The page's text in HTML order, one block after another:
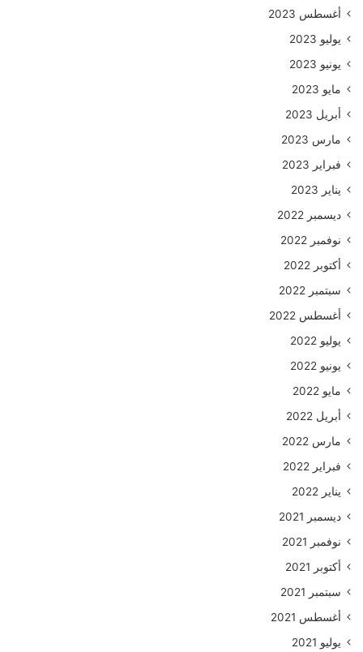
أغسطس 2023
يوليو 2023
يونيو 2023
مايو 2023
أبريل 2023
مارس 2023
فبراير 2023
يناير 2023
ديسمبر 2022
نوفمبر 2022
أكتوبر 2022
سبتمبر 2022
أغسطس 2022
يوليو 2022
يونيو 2022
مايو 2022
أبريل 2022
مارس 2022
فبراير 2022
يناير 2022
ديسمبر 2021
نوفمبر 2021
أكتوبر 2021
سبتمبر 2021
أغسطس 2021
يوليو 2021